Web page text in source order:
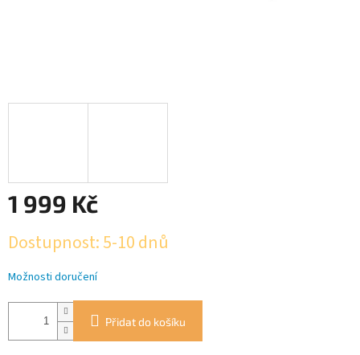
1 999 Kč
cena:
Dostupnost: 5-10 dnů
Možnosti doručení
Přidat do košíku